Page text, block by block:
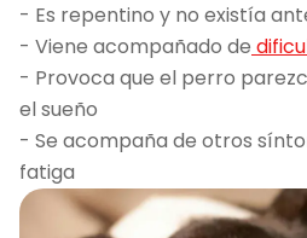
- Es repentino y no existía
- Viene acompañado de
- Provoca que el perro
el sueño
- Se acompaña de otros
fatiga